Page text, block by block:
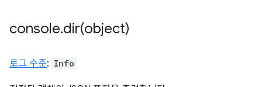
console.dir(object)
로그 수준: Info